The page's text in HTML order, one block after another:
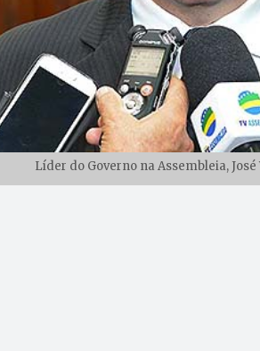
Líder do Governo na Assembleia,